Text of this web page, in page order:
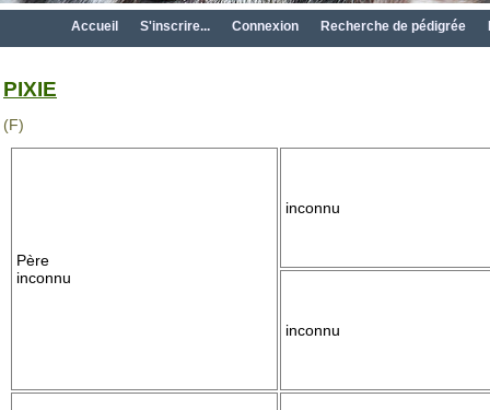
Accueil S'inscrire... Connexion Recherche de pédigrée
PIXIE
(F)
Père
inconnu
inconnu
inconnu